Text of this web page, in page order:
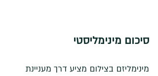
סיכום מינימליסטי
מינימליזם בצילום מציע דרך מעניינת